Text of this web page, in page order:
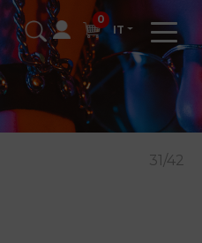
0
IT
31/42